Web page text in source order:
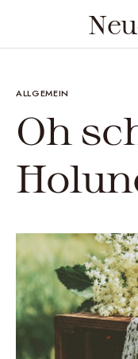
ALLGEMEIN
Oh